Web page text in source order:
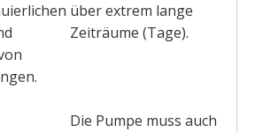
über extrem lange
Zeiträume (Tage).
Die Pumpe muss auch